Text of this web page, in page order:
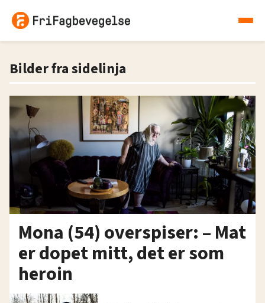
Bilder fra sidelinja
Mona (54) overspiser: – Mat
er dopet mitt, det er som
heroin